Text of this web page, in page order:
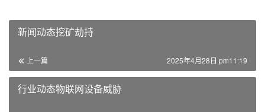
新闻动态挖矿劫持
上一篇 2025年4月28日 pm11:19
行业动态物联网设备威胁